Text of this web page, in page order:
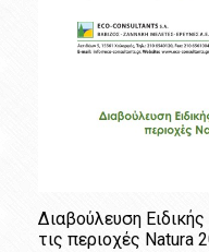
Διαβούλευση
τις περιοχές Natura